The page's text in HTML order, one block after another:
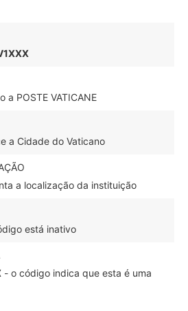
a POSTE VATICANE
a Cidade do Vaticano
a localização da instituição
está inativo
- o código indica que esta é uma